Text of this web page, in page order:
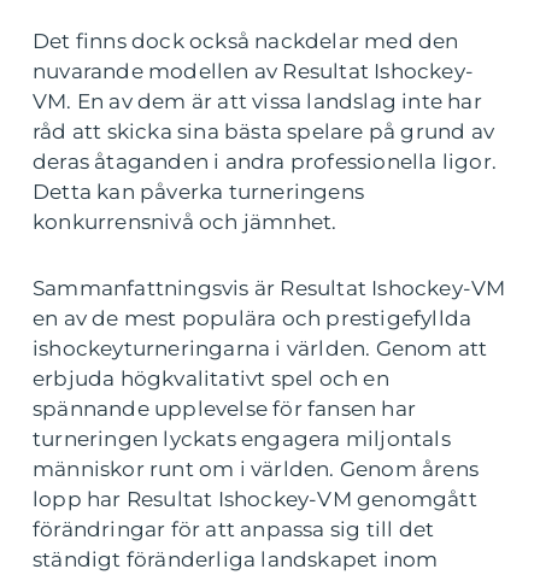
Det finns dock också nackdelar med den
nuvarande modellen av Resultat Ishockey-
VM. En av dem är att vissa landslag inte har
råd att skicka sina bästa spelare på grund av
deras åtaganden i andra professionella ligor.
Detta kan påverka turneringens
konkurrensnivå och jämnhet.
Sammanfattningsvis är Resultat Ishockey-VM
en av de mest populära och prestigefyllda
ishockeyturneringarna i världen. Genom att
erbjuda högkvalitativt spel och en
spännande upplevelse för fansen har
turneringen lyckats engagera miljontals
människor runt om i världen. Genom årens
lopp har Resultat Ishockey-VM genomgått
förändringar för att anpassa sig till det
ständigt föränderliga landskapet inom